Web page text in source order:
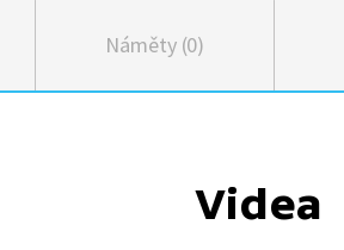
Náměty (0)
Videa